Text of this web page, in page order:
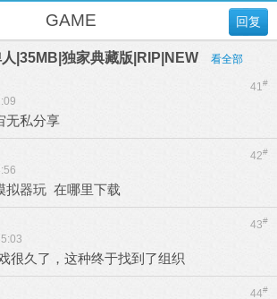
回复
GAME
|35MB|独家典藏版|RIP|NEW 看全部
41#
无私分享
42#
拟器玩 在哪里下载
43#
很久了，这种终于找到了组织
44#